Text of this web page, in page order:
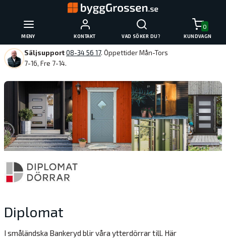
MENY KONTAKT VAD SÖKER DU?
0
KUNDVAGN
Säljsupport08-34 56 17. Öppettider Mån-Tors
7-16, Fre 7-14.
Diplomat
I småländska Bankeryd blir våra ytterdörrar till. Här